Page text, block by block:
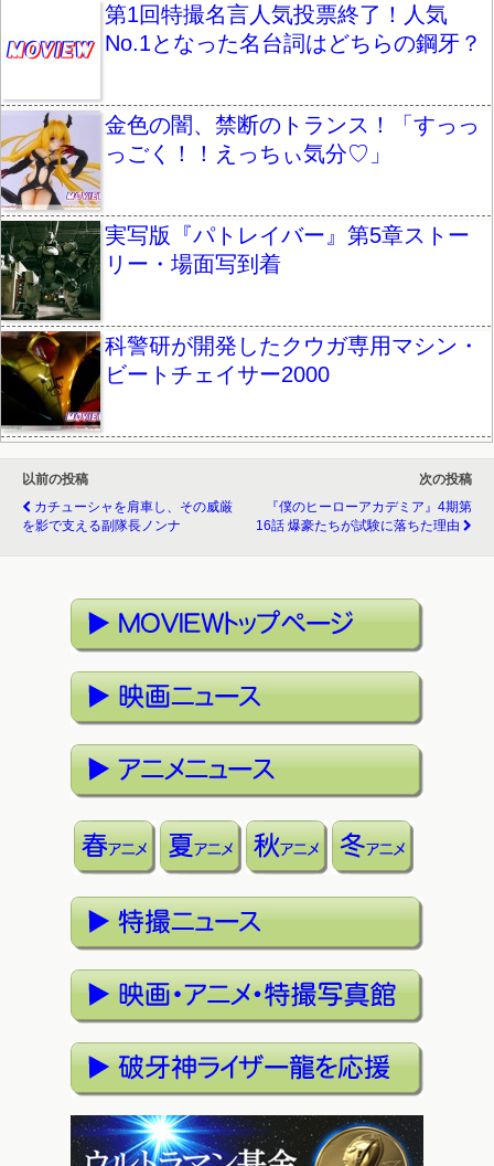
第1回特撮名言人気投票終了！人気
No.1となった名台詞はどちらの鋼牙？
金色の闇、禁断のトランス！「すっっ
っごく！！えっちぃ気分♡」
実写版『パトレイバー』第5章ストー
リー・場面写到着
科警研が開発したクウガ専用マシン・
ビートチェイサー2000
以前の投稿
カチューシャを肩車し、その威厳
を影で支える副隊長ノンナ
次の投稿
『僕のヒーローアカデミア』4期第
16話 爆豪たちが試験に落ちた理由